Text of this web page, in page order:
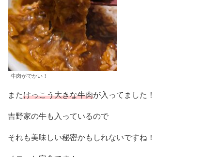
牛肉がでかい！
またけっこう大きな牛肉が入ってました！
吉野家の牛も入っているので
それも美味しい秘密かもしれないですね！